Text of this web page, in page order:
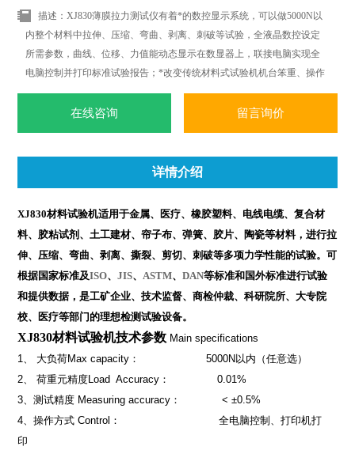
描述：XJ830薄膜拉力测试仪有着*的数控显示系统，可以做5000N以
内整个材料中拉伸、压缩、弯曲、剥离、刺破等试验，全液晶数控设定
所需参数，曲线、位移、力值能动态显示在数显器上，联接电脑实现全
电脑控制并打印标准试验报告；*改变传统材料式试验机机台笨重、操作
复杂、性能单一之缺点。外观采用挤型封板及高级烤漆处理，更显美观
在线咨询 留言询价
详情介绍
XJ830材料试验机适用于金属、医疗、橡胶塑料、电线电缆、复合材
料、胶粘试剂、土工建材、帘子布、弹簧、胶片、陶瓷等材料，进行拉
伸、压缩、弯曲、剥离、撕裂、剪切、刺破等多项力学性能的试验。可
根据国家标准及ISO、JIS、ASTM、DAN等标准和国外标准进行试验
和提供数据，是工矿企业、技术监督、商检仲裁、科研院所、大专院
校、医疗等部门的理想检测试验设备。
XJ830材料试验机技术参数 Main specifications
1、 大负荷Max capacity ： 5000N 以内（任意选）
2、 荷重元精度Load Accuracy ：
0.01%
3、测试精度 Measuring accuracy ：
< ±0.5%
4、操作方式 Control ：
全电脑控制、打印机打
印